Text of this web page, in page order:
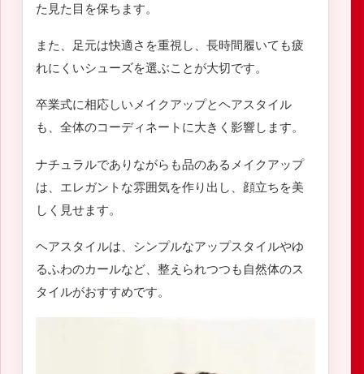
た見た目を保ちます。
また、足元は快適さを重視し、長時間履いても疲
れにくいシューズを選ぶことが大切です。
卒業式に相応しいメイクアップとヘアスタイル
も、全体のコーディネートに大きく影響します。
ナチュラルでありながらも品のあるメイクアップ
は、エレガントな雰囲気を作り出し、顔立ちを美
しく見せます。
ヘアスタイルは、シンプルなアップスタイルやゆ
るふわのカールなど、整えられつつも自然体のス
タイルがおすすめです。